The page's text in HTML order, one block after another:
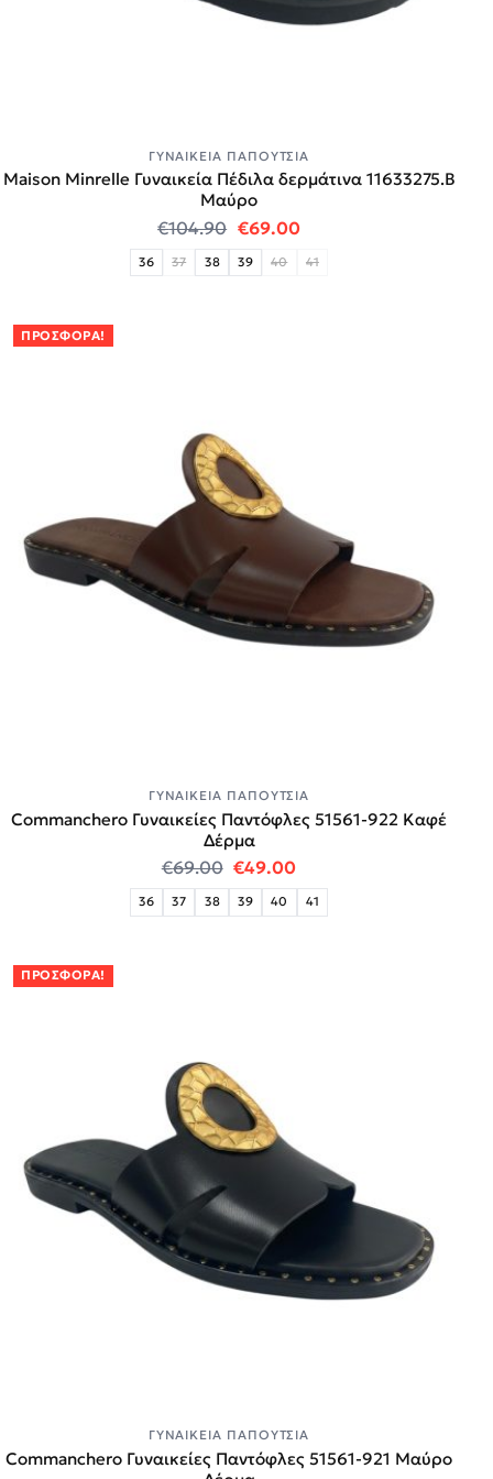
ΓΥΝΑΙΚΕΊΑ ΠΑΠΟΎΤΣΙΑ
Maison Minrelle Γυναικεία Πέδιλα δερμάτινα 11633275.B
Μαύρο
€104.90 Original price was: €104.90.
€69.00Η τρέχουσα τιμή
36 37 38 39 40 41
ΠΡΟΣΦΟΡΆ!
ΓΥΝΑΙΚΕΊΑ ΠΑΠΟΎΤΣΙΑ
Commanchero Γυναικείες Παντόφλες 51561-922 Καφέ
Δέρμα
€69.00 Original price was: €69.00.
€49.00Η τρέχουσα τιμή
36 37 38 39 40 41
ΠΡΟΣΦΟΡΆ!
ΓΥΝΑΙΚΕΊΑ ΠΑΠΟΎΤΣΙΑ
Commanchero Γυναικείες Παντόφλες 51561-921 Μαύρο